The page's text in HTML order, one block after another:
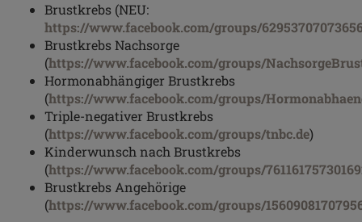
Brustkrebs (NEU:
https://www.facebook.com/groups/
Brustkrebs Nachsorge
(https://www.facebook.com/groups/
Hormonabhängiger Brustkrebs
(https://www.facebook.com/groups/
Triple-negativer Brustkrebs
(https://www.facebook.com/groups/tnbc.de)
Kinderwunsch nach Brustkrebs
(https://www.facebook.com/groups/
Brustkrebs Angehörige
(https://www.facebook.com/groups/